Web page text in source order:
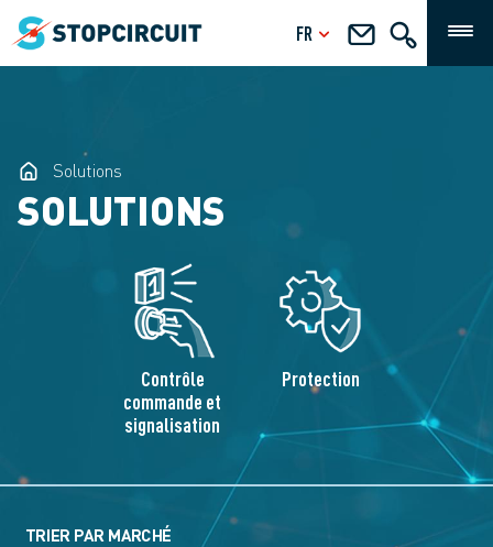
FR
Solutions
SOLUTIONS
Contrôle
commande et
signalisation
Protection
TRIER PAR MARCHÉ